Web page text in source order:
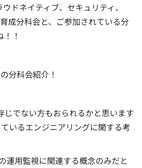
ドネイティブ、セキュリティ、
成分科会と、ご参加されている分
！
分科会紹介！
じでない方もおられるかと思います
いるエンジニアリングに関する考
運用監視に関連する概念のみだと